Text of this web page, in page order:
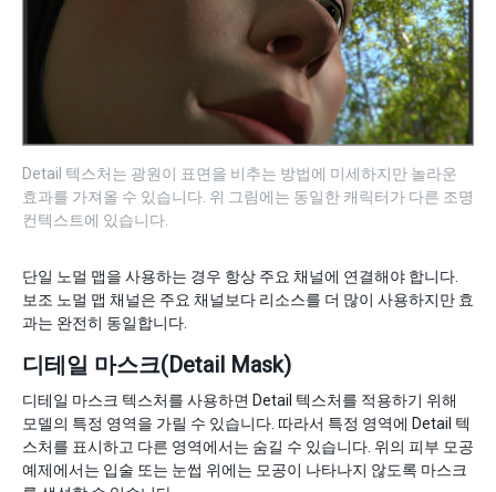
Detail 텍스처는 광원이 표면을 비추는 방법에 미세하지만 놀라운
효과를 가져올 수 있습니다. 위 그림에는 동일한 캐릭터가 다른 조명
컨텍스트에 있습니다.
단일 노멀 맵을 사용하는 경우 항상 주요 채널에 연결해야 합니다.
보조 노멀 맵 채널은 주요 채널보다 리소스를 더 많이 사용하지만 효
과는 완전히 동일합니다.
디테일 마스크(Detail Mask)
디테일 마스크 텍스처를 사용하면 Detail 텍스처를 적용하기 위해
모델의 특정 영역을 가릴 수 있습니다. 따라서 특정 영역에 Detail 텍
스처를 표시하고 다른 영역에서는 숨길 수 있습니다. 위의 피부 모공
예제에서는 입술 또는 눈썹 위에는 모공이 나타나지 않도록 마스크